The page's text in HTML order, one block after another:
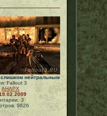
нейтральным
Fallout 3
АНАРХ
3
9626